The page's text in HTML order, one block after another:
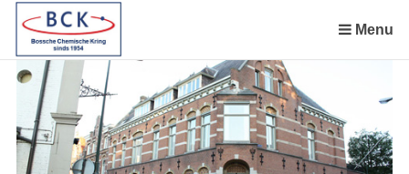
Sla
links
over
Spring
naar
de
inhoud
Spring
Menu